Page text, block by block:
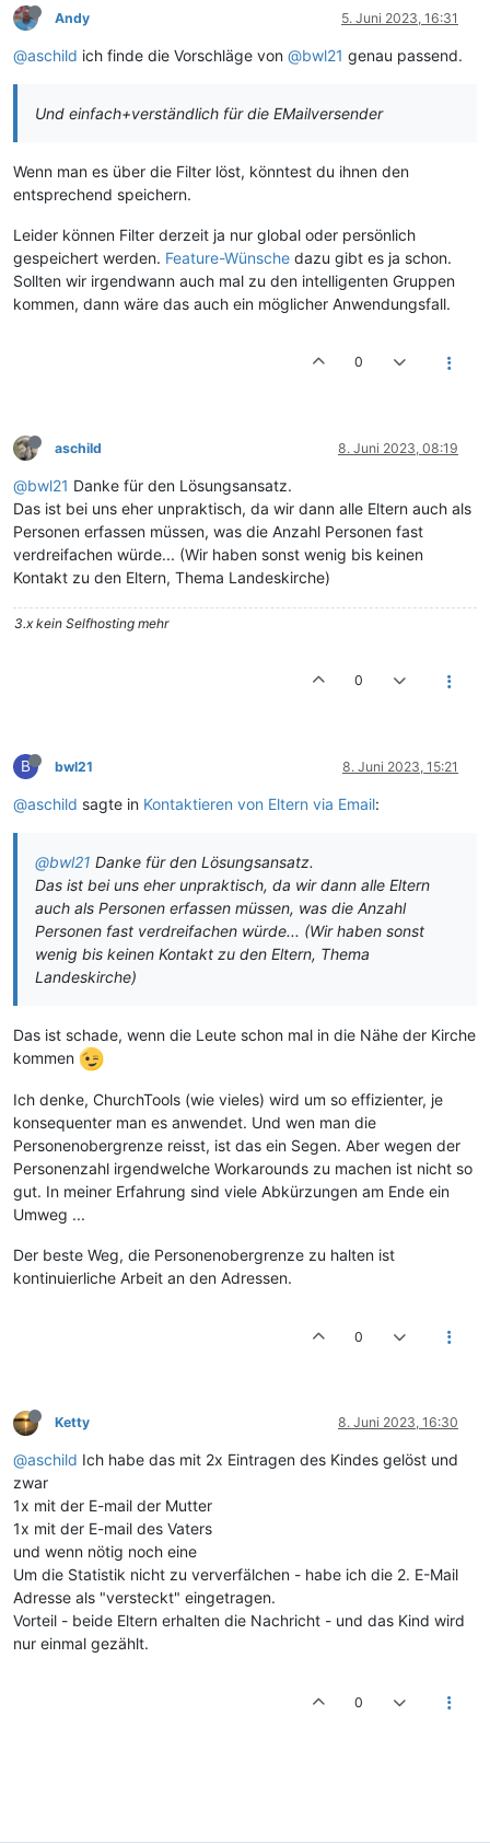
Andy 5. Juni 2023, 16:31
@aschild ich finde die Vorschläge von @bwl21 genau passend.
Und einfach+verständlich für die EMailversender
Wenn man es über die Filter löst, könntest du ihnen den
entsprechend speichern.
Leider können Filter derzeit ja nur global oder persönlich
gespeichert werden. Feature-Wünsche dazu gibt es ja schon.
Sollten wir irgendwann auch mal zu den intelligenten Gruppen
kommen, dann wäre das auch ein möglicher Anwendungsfall.
0
aschild 8. Juni 2023, 08:19
@bwl21 Danke für den Lösungsansatz.
Das ist bei uns eher unpraktisch, da wir dann alle Eltern auch als
Personen erfassen müssen, was die Anzahl Personen fast
verdreifachen würde... (Wir haben sonst wenig bis keinen
Kontakt zu den Eltern, Thema Landeskirche)
3.x kein Selfhosting mehr
0
B bwl21 8. Juni 2023, 15:21
@aschild sagte in Kontaktieren von Eltern via Email:
@bwl21 Danke für den Lösungsansatz.
Das ist bei uns eher unpraktisch, da wir dann alle Eltern
auch als Personen erfassen müssen, was die Anzahl
Personen fast verdreifachen würde... (Wir haben sonst
wenig bis keinen Kontakt zu den Eltern, Thema
Landeskirche)
Das ist schade, wenn die Leute schon mal in die Nähe der Kirche
kommen
Ich denke, ChurchTools (wie vieles) wird um so effizienter, je
konsequenter man es anwendet. Und wen man die
Personenobergrenze reisst, ist das ein Segen. Aber wegen der
Personenzahl irgendwelche Workarounds zu machen ist nicht so
gut. In meiner Erfahrung sind viele Abkürzungen am Ende ein
Umweg ...
Der beste Weg, die Personenobergrenze zu halten ist
kontinuierliche Arbeit an den Adressen.
0
Ketty 8. Juni 2023, 16:30
@aschild Ich habe das mit 2x Eintragen des Kindes gelöst und
zwar
1x mit der E-mail der Mutter
1x mit der E-mail des Vaters
und wenn nötig noch eine
Um die Statistik nicht zu ververfälchen - habe ich die 2. E-Mail
Adresse als "versteckt" eingetragen.
Vorteil - beide Eltern erhalten die Nachricht - und das Kind wird
nur einmal gezählt.
0